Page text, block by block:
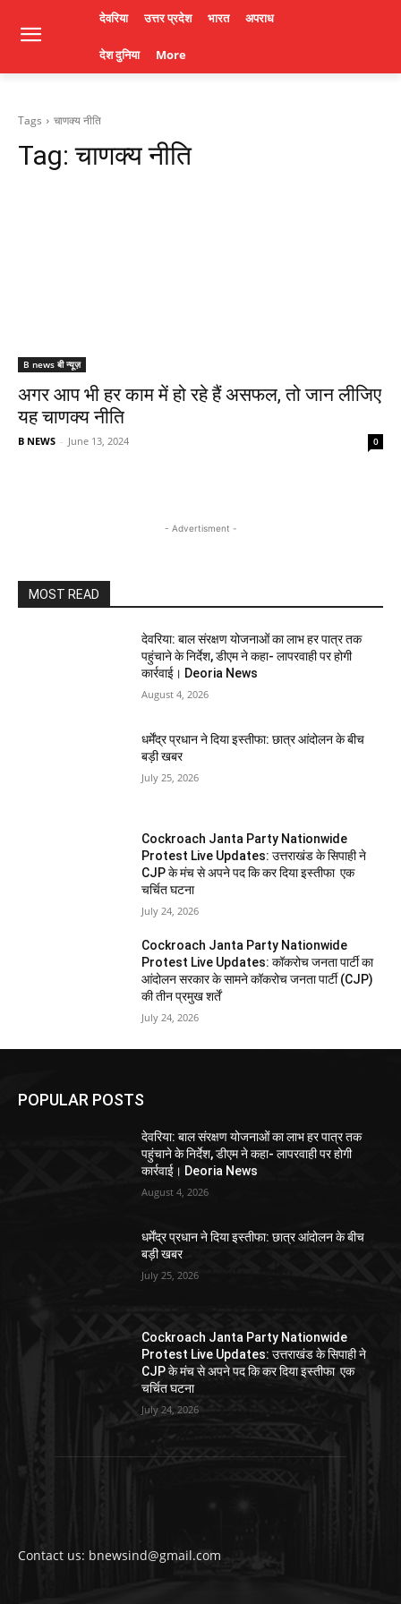
देवरिया उत्तर प्रदेश भारत अपराध
देश दुनिया More
Tags चाणक्य नीति
Tag:चाणक्य नीति
B news बी न्यूज़
अगर आप भी हर काम में हो रहे हैं असफल, तो जान लीजिए
यह चाणक्य नीति
B NEWS - June 13, 2024 0
- Advertisment -
MOST READ
देवरिया: बाल संरक्षण योजनाओं का लाभ हर पात्र तक
पहुंचाने के निर्देश, डीएम ने कहा- लापरवाही पर होगी
कार्रवाई। Deoria News
August 4, 2026
धर्मेंद्र प्रधान ने दिया इस्तीफा: छात्र आंदोलन के बीच
बड़ी खबर
July 25, 2026
Cockroach Janta Party Nationwide
Protest Live Updates: उत्तराखंड के सिपाही ने
CJP के मंच से अपने पद कि कर दिया इस्तीफा एक
चर्चित घटना
July 24, 2026
Cockroach Janta Party Nationwide
Protest Live Updates: कॉकरोच जनता पार्टी का
आंदोलन सरकार के सामने कॉकरोच जनता पार्टी (CJP)
की तीन प्रमुख शर्तें
July 24, 2026
POPULAR POSTS
देवरिया: बाल संरक्षण योजनाओं का लाभ हर पात्र तक
पहुंचाने के निर्देश, डीएम ने कहा- लापरवाही पर होगी
कार्रवाई। Deoria News
August 4, 2026
धर्मेंद्र प्रधान ने दिया इस्तीफा: छात्र आंदोलन के बीच
बड़ी खबर
July 25, 2026
Cockroach Janta Party Nationwide
Protest Live Updates: उत्तराखंड के सिपाही ने
CJP के मंच से अपने पद कि कर दिया इस्तीफा एक
चर्चित घटना
July 24, 2026
Contact us: bnewsind@gmail.com